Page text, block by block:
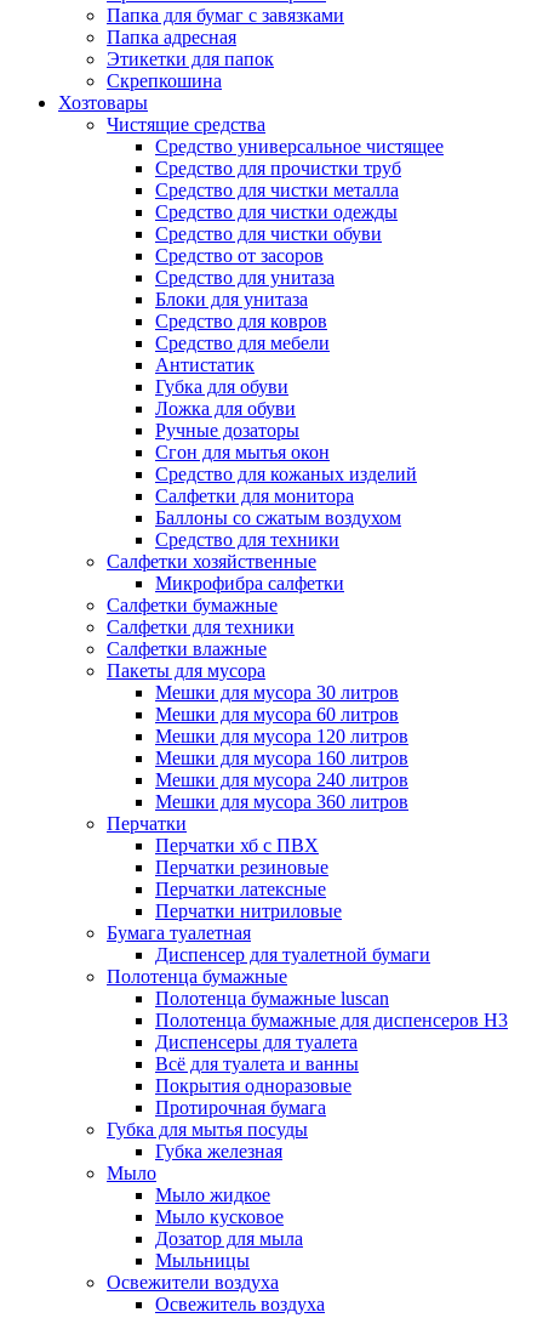
Папка для бумаг с завязками
Папка адресная
Этикетки для папок
Скрепкошина
Хозтовары
Чистящие средства
Средство универсальное чистящее
Средство для прочистки труб
Средство для чистки металла
Средство для чистки одежды
Средство для чистки обуви
Средство от засоров
Средство для унитаза
Блоки для унитаза
Средство для ковров
Средство для мебели
Антистатик
Губка для обуви
Ложка для обуви
Ручные дозаторы
Сгон для мытья окон
Средство для кожаных изделий
Салфетки для монитора
Баллоны со сжатым воздухом
Средство для техники
Салфетки хозяйственные
Микрофибра салфетки
Салфетки бумажные
Салфетки для техники
Салфетки влажные
Пакеты для мусора
Мешки для мусора 30 литров
Мешки для мусора 60 литров
Мешки для мусора 120 литров
Мешки для мусора 160 литров
Мешки для мусора 240 литров
Мешки для мусора 360 литров
Перчатки
Перчатки хб с ПВХ
Перчатки резиновые
Перчатки латексные
Перчатки нитриловые
Бумага туалетная
Диспенсер для туалетной бумаги
Полотенца бумажные
Полотенца бумажные luscan
Полотенца бумажные для диспенсеров H3
Диспенсеры для туалета
Всё для туалета и ванны
Покрытия одноразовые
Протирочная бумага
Губка для мытья посуды
Губка железная
Мыло
Мыло жидкое
Мыло кусковое
Дозатор для мыла
Мыльницы
Освежители воздуха
Освежитель воздуха